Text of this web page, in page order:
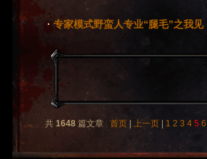
· 专家模式野蛮人专业“腿毛”之我见
共1648 篇文章首页 |上一页 1 2 3 4 5 6